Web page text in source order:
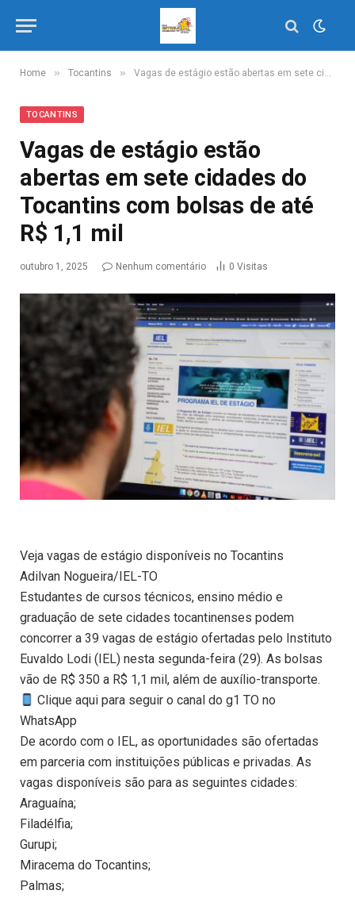
Home » Tocantins » Vagas de estágio estão abertas em sete cidades do Tocantins com bolsas de até R$ 1,1 mil
TOCANTINS
Vagas de estágio estão
abertas em sete cidades do
Tocantins com bolsas de até
R$ 1,1 mil
outubro 1, 2025 Nenhum comentário 0 Visitas
Veja vagas de estágio disponíveis no Tocantins
Adilvan Nogueira/IEL-TO
Estudantes de cursos técnicos, ensino médio e
graduação de sete cidades tocantinenses podem
concorrer a 39 vagas de estágio ofertadas pelo Instituto
Euvaldo Lodi (IEL) nesta segunda-feira (29). As bolsas
vão de R$ 350 a R$ 1,1 mil, além de auxílio-transporte.
Clique aqui para seguir o canal do g1 TO no
WhatsApp
De acordo com o IEL, as oportunidades são ofertadas
em parceria com instituições públicas e privadas. As
vagas disponíveis são para as seguintes cidades:
Araguaína;
Filadélfia;
Gurupi;
Miracema do Tocantins;
Palmas;